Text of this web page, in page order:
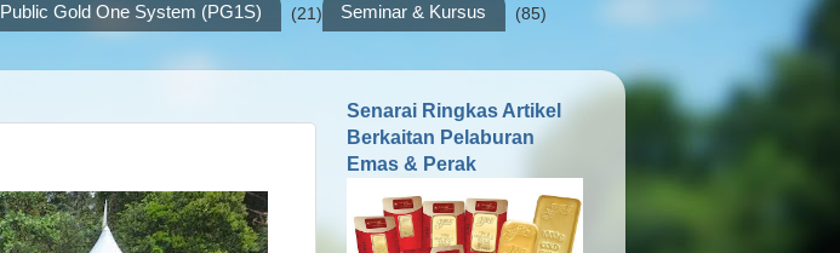
Public Gold One System (PG1S) (21) Seminar & Kursus (85)
Senarai Ringkas Artikel
Berkaitan Pelaburan
Emas & Perak